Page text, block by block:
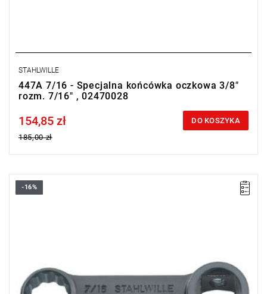
STAHLWILLE
447A 7/16 - Specjalna końcówka oczkowa 3/8"
rozm. 7/16" , 02470028
Price tax included
154,85 zł
185,00 zł
DO KOSZYKA
-16%